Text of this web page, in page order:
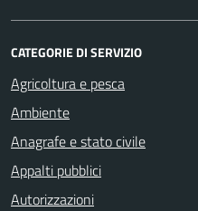
CATEGORIE DI SERVIZIO
Agricoltura e pesca
Ambiente
Anagrafe e stato civile
Appalti pubblici
Autorizzazioni